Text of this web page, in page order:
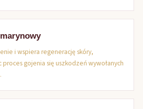
i wspiera regenerację skóry,
proces gojenia się uszkodzeń wywołanych